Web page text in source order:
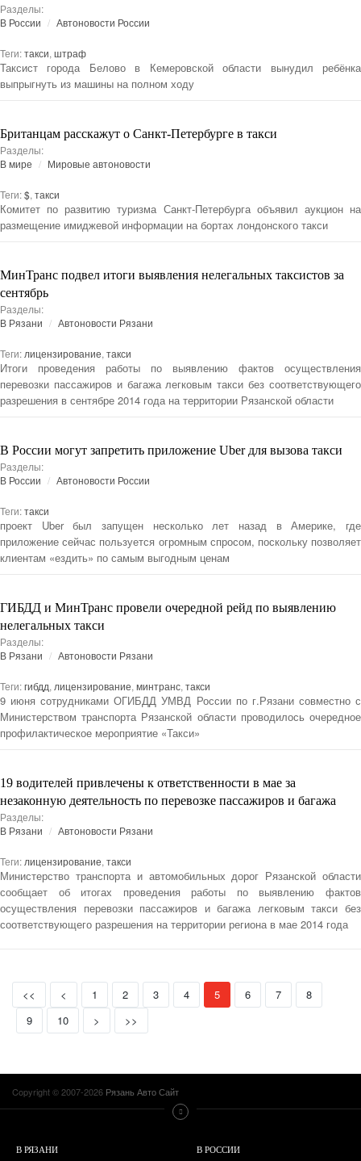
Разделы:
В России
Автоновости России
Теги:такси, штраф
Таксист города Белово в Кемеровской области вынудил ребёнка
выпрыгнуть из машины на полном ходу
Британцам расскажут о Санкт-Петербурге в такси
Разделы:
В мире
Мировые автоновости
Теги:$, такси
Комитет по развитию туризма Санкт-Петербурга объявил аукцион на
размещение имиджевой информации на бортах лондонского такси
МинТранс подвел итоги выявления нелегальных таксистов за
сентябрь
Разделы:
В Рязани
Автоновости Рязани
Теги: лицензирование, такси
Итоги проведения работы по выявлению фактов осуществления
перевозки пассажиров и багажа легковым такси без соответствующего
разрешения в сентябре 2014 года на территории Рязанской области
В России могут запретить приложение Uber для вызова такси
Разделы:
В России
Автоновости России
Теги:такси
проект Uber был запущен несколько лет назад в Америке, где
приложение сейчас пользуется огромным спросом, поскольку позволяет
клиентам «ездить» по самым выгодным ценам
ГИБДД и МинТранс провели очередной рейд по выявлению
нелегальных такси
Разделы:
В Рязани
Автоновости Рязани
Теги:гибдд, лицензирование, минтранс, такси
9 июня сотрудниками ОГИБДД УМВД России по г.Рязани совместно с
Министерством транспорта Рязанской области проводилось очередное
профилактическое мероприятие «Такси»
19 водителей привлечены к ответственности в мае за
незаконную деятельность по перевозке пассажиров и багажа
Разделы:
В Рязани
Автоновости Рязани
Теги: лицензирование, такси
Министерство транспорта и автомобильных дорог Рязанской области
сообщает об итогах проведения работы по выявлению фактов
осуществления перевозки пассажиров и багажа легковым такси без
соответствующего разрешения на территории региона в мае 2014 года
<< < 1 2 3 4 5(current)
6 7
8
9
10 > >>
Copyright © 2007-2026 Рязань Авто Сайт
В РЯЗАНИ В РОССИИ